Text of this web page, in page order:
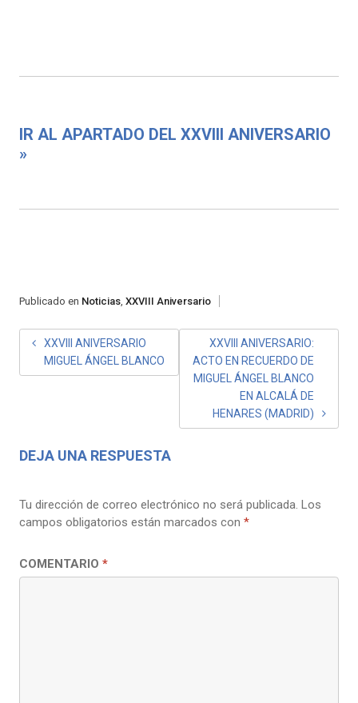
IR AL APARTADO DEL XXVIII ANIVERSARIO
»
Publicado en Noticias, XXVIII Aniversario
NAVEGACIÓN
DE
XXVIII ANIVERSARIO
MIGUEL ÁNGEL BLANCO
XXVIII ANIVERSARIO:
ACTO EN RECUERDO DE
MIGUEL ÁNGEL BLANCO
EN ALCALÁ DE
HENARES (MADRID)
DEJA UNA RESPUESTA
Tu dirección de correo electrónico no será publicada. Los
campos obligatorios están marcados con *
COMENTARIO *